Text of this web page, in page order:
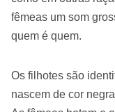
fêmeas um som
quem é quem.
Os filhotes são
nascem de cor